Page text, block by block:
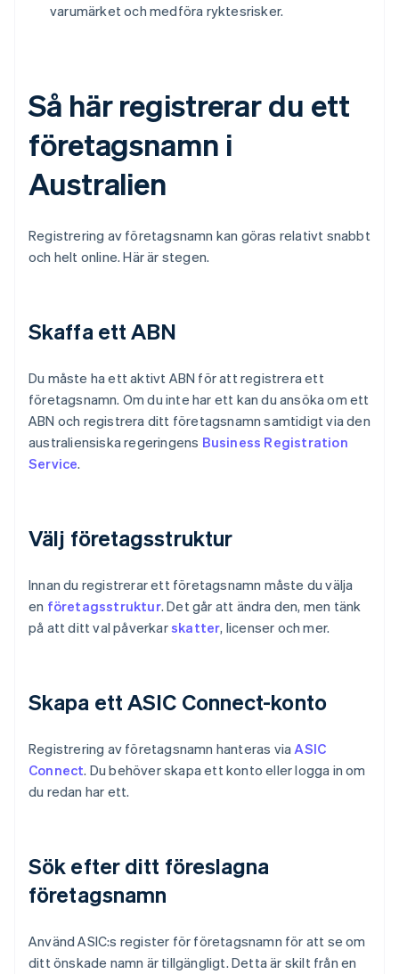
varumärket och medföra ryktesrisker.
Så här registrerar du ett
företagsnamn i
Australien
Registrering av företagsnamn kan göras relativt snabbt
och helt online. Här är stegen.
Skaffa ett ABN
Du måste ha ett aktivt ABN för att registrera ett
företagsnamn. Om du inte har ett kan du ansöka om ett
ABN och registrera ditt företagsnamn samtidigt via den
australiensiska regeringens Business Registration
Service.
Välj företagsstruktur
Innan du registrerar ett företagsnamn måste du välja
en företagsstruktur. Det går att ändra den, men tänk
på att ditt val påverkarskatter, licenser och mer.
Skapa ett ASIC Connect-konto
Registrering av företagsnamn hanteras viaASIC
Connect. Du behöver skapa ett konto eller logga in om
du redan har ett.
Sök efter ditt föreslagna
företagsnamn
Använd ASIC:s register för företagsnamn för att se om
ditt önskade namn är tillgängligt. Detta är skilt från en